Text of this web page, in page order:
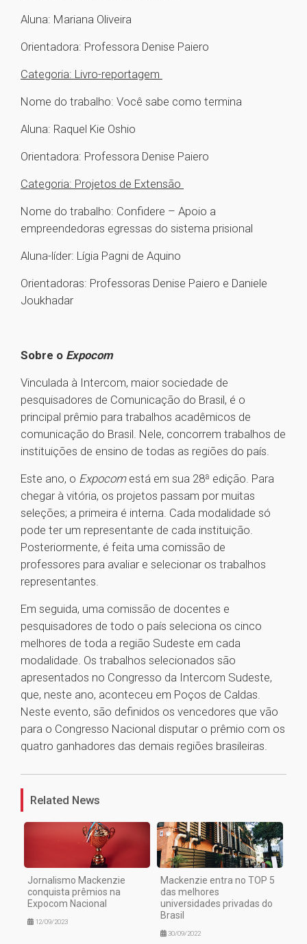
Aluna: Mariana Oliveira
Orientadora: Professora Denise Paiero
Categoria: Livro-reportagem
Nome do trabalho: Você sabe como termina
Aluna: Raquel Kie Oshio
Orientadora: Professora Denise Paiero
Categoria: Projetos de Extensão
Nome do trabalho: Confidere – Apoio a
empreendedoras egressas do sistema prisional
Aluna-líder: Lígia Pagni de Aquino
Orientadoras: Professoras Denise Paiero e Daniele
Joukhadar
Sobre o Expocom
Vinculada à Intercom, maior sociedade de
pesquisadores de Comunicação do Brasil, é o
principal prêmio para trabalhos acadêmicos de
comunicação do Brasil. Nele, concorrem trabalhos de
instituições de ensino de todas as regiões do país.
Este ano, o Expocomestá em sua 28ª edição. Para
chegar à vitória, os projetos passam por muitas
seleções; a primeira é interna. Cada modalidade só
pode ter um representante de cada instituição.
Posteriormente, é feita uma comissão de
professores para avaliar e selecionar os trabalhos
representantes.
Em seguida, uma comissão de docentes e
pesquisadores de todo o país seleciona os cinco
melhores de toda a região Sudeste em cada
modalidade. Os trabalhos selecionados são
apresentados no Congresso da Intercom Sudeste,
que, neste ano, aconteceu em Poços de Caldas.
Neste evento, são definidos os vencedores que vão
para o Congresso Nacional disputar o prêmio com os
quatro ganhadores das demais regiões brasileiras.
1
Related News
Jornalismo Mackenzie
conquista prêmios na
Expocom Nacional
12/09/2023
Mackenzie entra no TOP 5
das melhores
universidades privadas do
Brasil
30/09/2022